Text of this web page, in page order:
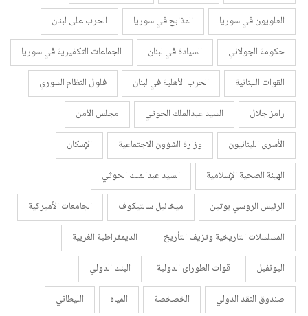
العلويون في سوريا
المذابح في سوريا
الحرب على لبنان
حكومة الجولاني
السيادة في لبنان
الجماعات التكفيرية في سوريا
القوات اللبنانية
الحرب الأهلية في لبنان
فلول النظام السوري
رامز جلال
السيد عبدالملك الحوثي
مجلس الأمن
الأسرى اللبنانيون
وزارة الشؤون الاجتماعية
الإسكان
الهيئة الصحية الإسلامية
السيد عبدالملك الحوثي
الرئيس الروسي بوتين
ميخائيل سالتيكوف
الجامعات الأميركية
المسلسلات التاريخية وتزيف التأريخ
الديمقراطية الغربية
اليونفيل
قوات الطورائ الدولية
البنك الدولي
صندوق النقد الدولي
الخصخصة المياه الليطاني